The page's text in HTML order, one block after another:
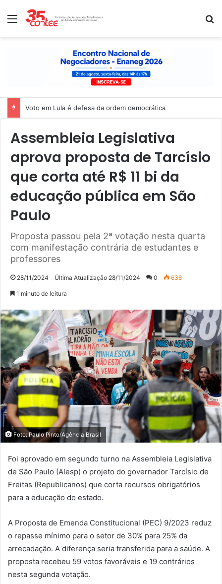
Menu
Voto em Lula é defesa da ordem democrática
Assembleia Legislativa
aprova proposta de Tarcísio
que corta até R$ 11 bi da
educação pública em São
Paulo
Proposta passou pela 2ª votação nesta quarta
com manifestação contrária de estudantes e
professores
28/11/2024 Última Atualização 28/11/2024 0 638
1 minuto de leitura
Foto: Paulo Pinto/Agência Brasil
Foi aprovado em segundo turno na Assembleia Legislativa
de São Paulo (Alesp) o projeto do governador Tarcísio de
Freitas (Republicanos) que corta recursos obrigatórios
para a educação do estado.
A Proposta de Emenda Constitucional (PEC) 9/2023 reduz
o repasse mínimo para o setor de 30% para 25% da
arrecadação. A diferença seria transferida para a saúde. A
proposta recebeu 59 votos favoráveis e 19 contrários
nesta segunda votação.